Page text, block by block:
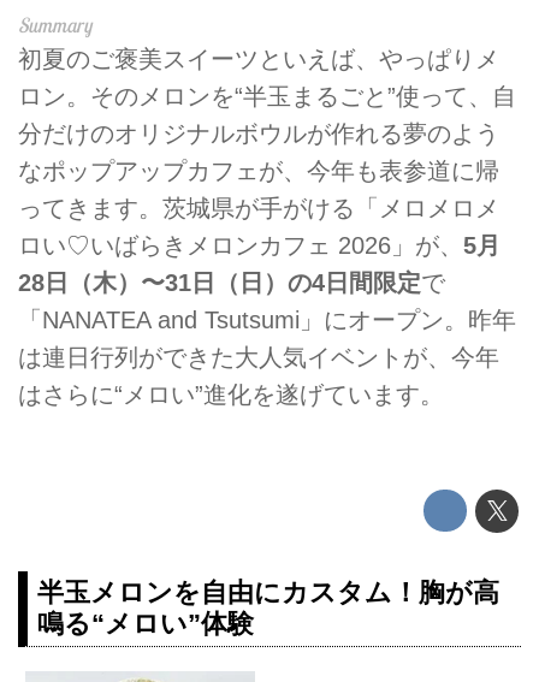
初夏のご褒美スイーツといえば、やっぱりメ
ロン。そのメロンを“半玉まるごと”使って、自
分だけのオリジナルボウルが作れる夢のよう
なポップアップカフェが、今年も表参道に帰
ってきます。茨城県が手がける「メロメロメ
ロい♡いばらきメロンカフェ 2026」が、 5月
28日（木）〜31日（日）の4日間限定で
「NANATEA and Tsutsumi」にオープン。昨年
は連日行列ができた大人気イベントが、今年
はさらに“メロい”進化を遂げています。
半玉メロンを自由にカスタム！胸が高
鳴る“メロい”体験